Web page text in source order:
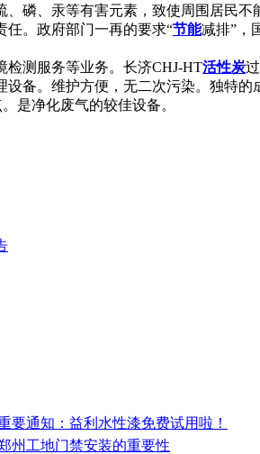
磷、汞等有害元素，致使周围居民
任。政府部门一再的要求“节能减排”，
测服务等业务。长济CHJ-HT活性炭
设备。维护方便，无二次污染。独特
是净化废气的较佳设备。
要通知：益利水性漆免费试用啦！
州工地门禁安装的重要性